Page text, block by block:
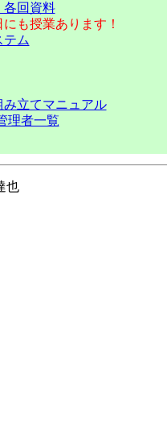
各回資料
も授業あります！
テム
立てマニュアル
理者一覧
也